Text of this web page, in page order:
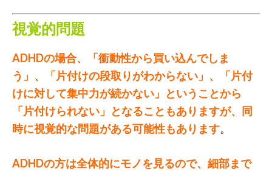
視覚的問題
ADHDの場合、「衝動性から買い込んでしま
う」、「片付けの段取りがわからない」、「片付
けに対して集中力が続かない」ということから
「片付けられない」となることもありますが、同
時に視覚的な問題がある可能性もあります。
ADHDの方は全体的にモノを見るので、細部まで